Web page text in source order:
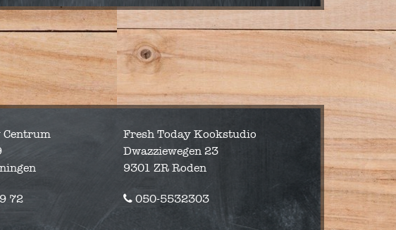
Centrum
72
Fresh Today Kookstudio
Dwazziewegen 23
9301 ZR Roden
050-5532303